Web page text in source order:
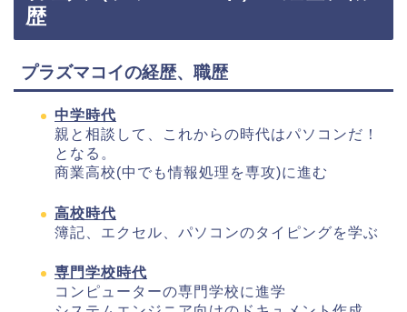
歴
プラズマコイの経歴、職歴
中学時代
親と相談して、これからの時代はパソコンだ！
となる。
商業高校(中でも情報処理を専攻)に進む
高校時代
簿記、エクセル、パソコンのタイピングを学ぶ
専門学校時代
コンピューターの専門学校に進学